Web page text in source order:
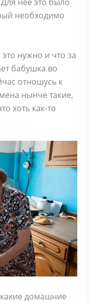
необходимо
нужно и что за
бабушка во
отношусь к
нынче такие,
хоть как-то
какие домашние